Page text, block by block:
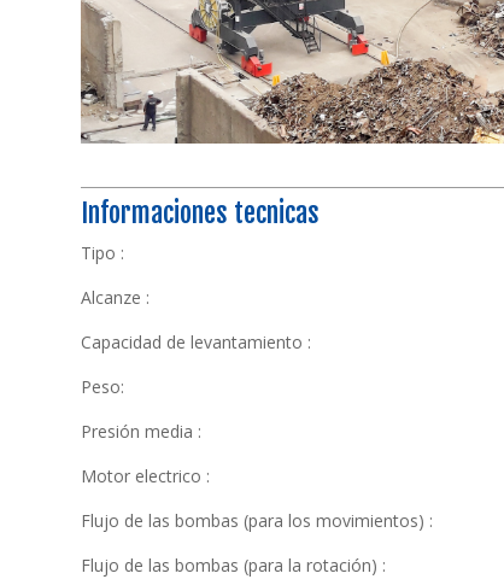
Informaciones tecnicas
Tipo :
Alcanze :
Capacidad de levantamiento :
Peso:
Presión media :
Motor electrico :
Flujo de las bombas (para los movimientos) :
Flujo de las bombas (para la rotación) :